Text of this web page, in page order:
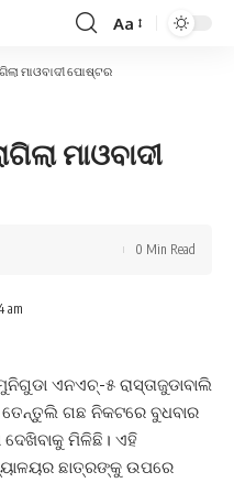
Font
Aa
ମାଓବାଦୀ ପୋଷ୍ଟର
ମାଓବାଦୀ
am
0 Min Read
ଏନଏଚ୍‌-୫ ରାସ୍ତାଜୁଡାବାଲି
ତେନ୍ତୁଲି ଗଛ ନିକଟରେ ବୁଧବାର
ମିଳିଛି। ଏହି
ଛାତ୍ରଙ୍କୁ ଉପରେ